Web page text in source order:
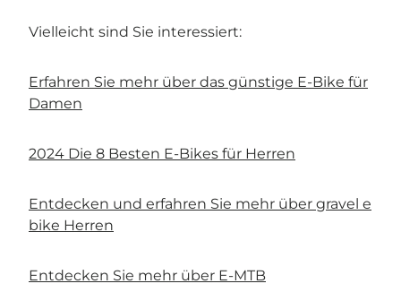
Vielleicht sind Sie interessiert:
Erfahren Sie mehr über das günstige E-Bike für
Damen
2024 Die 8 Besten E-Bikes für Herren
Entdecken und erfahren Sie mehr über gravel e
bike Herren
Entdecken Sie mehr über E-MTB